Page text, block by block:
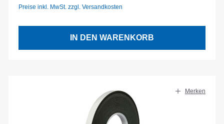
Preise inkl. MwSt. zzgl. Versandkosten
IN DEN WARENKORB
Merken